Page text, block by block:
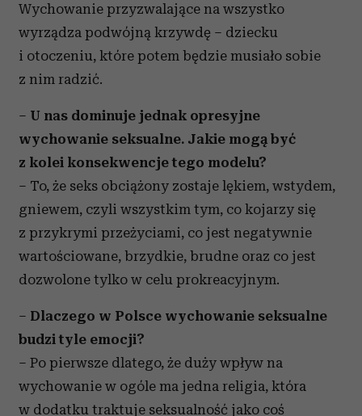
Wychowanie przyzwalające na wszystko
wyrządza podwójną krzywdę – dziecku
i otoczeniu, które potem będzie musiało sobie
z nim radzić.
– U nas dominuje jednak opresyjne
wychowanie seksualne. Jakie mogą być
z kolei konsekwencje tego modelu?
– To, że seks obciążony zostaje lękiem, wstydem,
gniewem, czyli wszystkim tym, co kojarzy się
z przykrymi przeżyciami, co jest negatywnie
wartościowane, brzydkie, brudne oraz co jest
dozwolone tylko w celu prokreacyjnym.
– Dlaczego w Polsce wychowanie seksualne
budzi tyle emocji?
– Po pierwsze dlatego, że duży wpływ na
wychowanie w ogóle ma jedna religia, która
w dodatku traktuje seksualność jako coś